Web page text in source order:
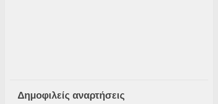
Δημοφιλείς αναρτήσεις